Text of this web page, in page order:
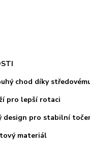
chod díky
pro lepší rotaci
pro stabilní
materiál